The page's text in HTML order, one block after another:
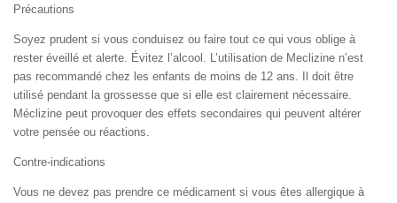
Précautions
Soyez prudent si vous conduisez ou faire tout ce qui vous oblige à
rester éveillé et alerte. Évitez l’alcool. L’utilisation de Meclizine n’est
pas recommandé chez les enfants de moins de 12 ans. Il doit être
utilisé pendant la grossesse que si elle est clairement nécessaire.
Méclizine peut provoquer des effets secondaires qui peuvent altérer
votre pensée ou réactions.
Contre-indications
Vous ne devez pas prendre ce médicament si vous êtes allergique à